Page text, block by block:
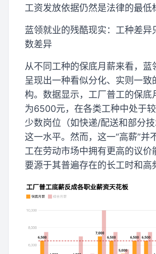
工资发放依据仍然是法律的最低
蓝领就业的残酷现实：工种差异
数差异
从不同工种的保底月薪来看，蓝
呈现出一种看似分化、实则一致
构。数据显示，工厂普工的保底
为6500元，在各类工种中处于
少数岗位（如快递/配送和部分
这一水平。然而，这一“高薪”并
工在劳动市场中拥有更高的议价
要源于其普遍存在的长工时和高